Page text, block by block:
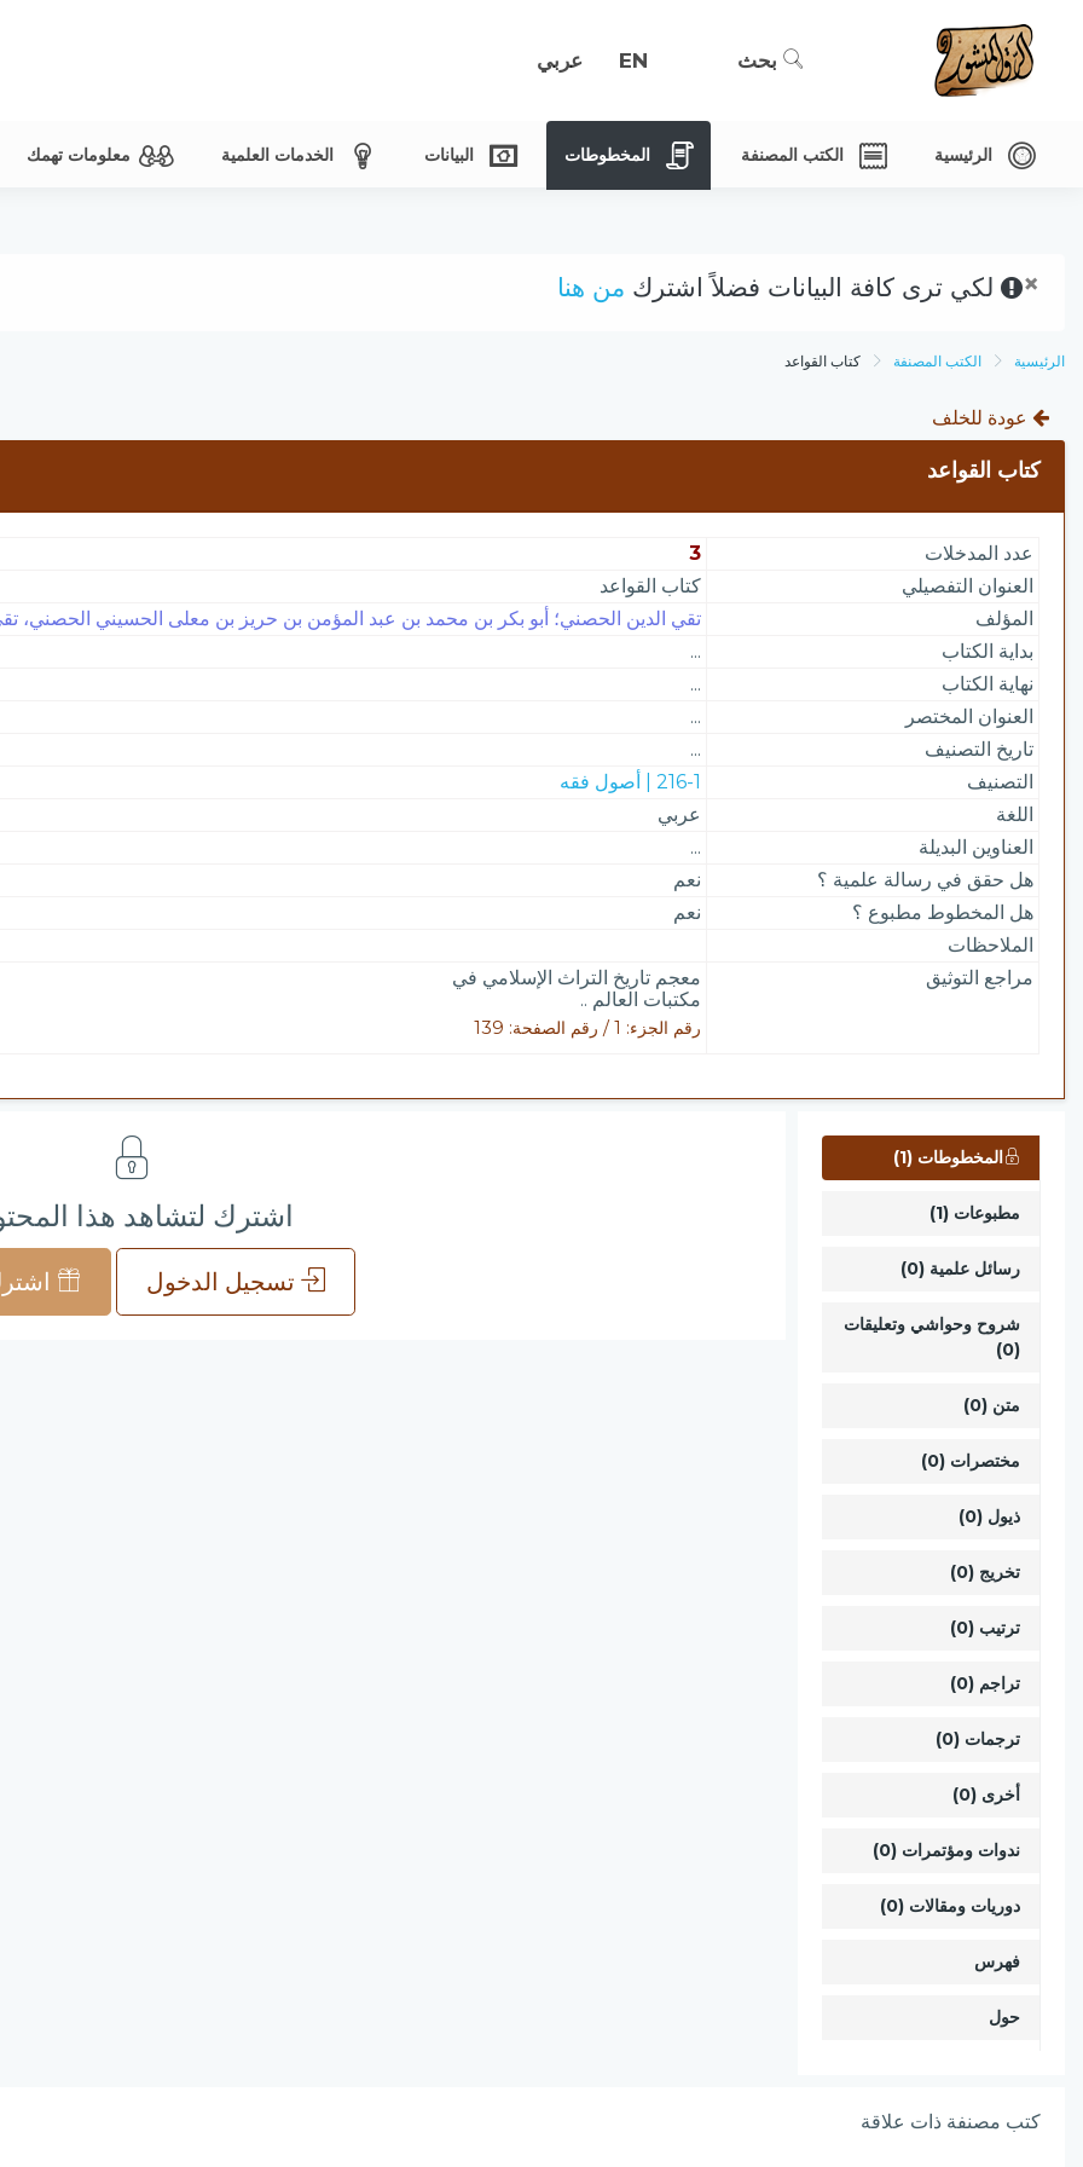
بحث EN عربي
الرئيسية الكتب المصنفة المخطوطات البيانات الخدمات العلمية معلومات تهمك
× لكي ترى كافة البيانات فضلاً اشترك من هنا
الرئيسية الكتب المصنفة كتاب القواعد
عودة للخلف
كتاب القواعد
عدد المدخلات
3
العنوان التفصيلي
كتاب القواعد
المؤلف
تقي الدين الحصني؛ أبو بكر بن محمد بن عبد المؤمن بن حريز بن معلى الحسيني الحصني، تقي
بداية الكتاب
...
نهاية الكتاب
...
العنوان المختصر
...
تاريخ التصنيف
...
التصنيف
216-1 | أصول فقه
اللغة
عربي
العناوين البديلة
...
هل حقق في رسالة علمية ؟
نعم
هل المخطوط مطبوع ؟
نعم
الملاحظات
مراجع التوثيق
معجم تاريخ التراث الإسلامي في
مكتبات العالم ..
رقم الجزء: 1 / رقم الصفحة: 139
المخطوطات (1)
مطبوعات (1)
رسائل علمية (0)
شروح وحواشي وتعليقات
(0)
متن (0)
مختصرات (0)
ذيول (0)
تخريج (0)
ترتيب (0)
تراجم (0)
ترجمات (0)
أخرى (0)
ندوات ومؤتمرات (0)
دوريات ومقالات (0)
فهرس
حول
اشترك لتشاهد هذا
تسجيل الدخول
كتب مصنفة ذات علاقة